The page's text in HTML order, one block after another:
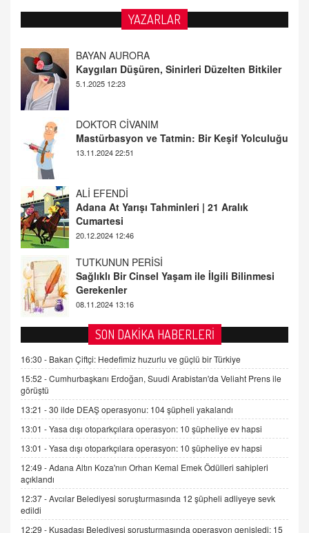
YAZARLAR
DOKTOR CİVANIM
Mastürbasyon ve Tatmin: Bir Keşif Yolculuğu
13.11.2024 22:51
ALİ EFENDİ
Adana At Yarışı Tahminleri | 21 Aralık
Cumartesi
TUTKUNUN PERİSİ
Sağlıklı Bir Cinsel Yaşam ile İlgili Bilinmesi
Gerekenler
08.11.2024 13:16
FARUK ÖNALAN
Tezkere Onaylanmasaydı…
2 Kasım 2021 Salı 00:11
AV. DOĞAN CAN DOĞAN
Kişisel verilerin korunması ve dijital hukukun
gelişimi
15.09.2025 16:17
SEHER EREK
Kış Ayları Geldi, Hangi Önlemler Alınmalı?
9.12.2025 10:11
İNCİ GÜL AKÖL
06.07.2026 13:00
SON DAKİKA HABERLERİ
16:30 - Bakan Çiftçi: Hedefimiz huzurlu ve güçlü bir Türkiye
15:52 -Cumhurbaşkanı Erdoğan, Suudi Arabistan'da Veliaht Prens ile
görüştü
13:21 -30 ilde DEAŞ operasyonu: 104 şüpheli yakalandı
13:01 -Yasa dışı otoparkçılara operasyon: 10 şüpheliye ev hapsi
13:01 -Yasa dışı otoparkçılara operasyon: 10 şüpheliye ev hapsi
12:49 -Adana Altın Koza'nın Orhan Kemal Emek Ödülleri sahipleri
açıklandı
12:37 -Avcılar Belediyesi soruşturmasında 12 şüpheli adliyeye sevk
edildi
12:29 - Kuşadası Belediyesi soruşturmasında operasyon genişledi: 15